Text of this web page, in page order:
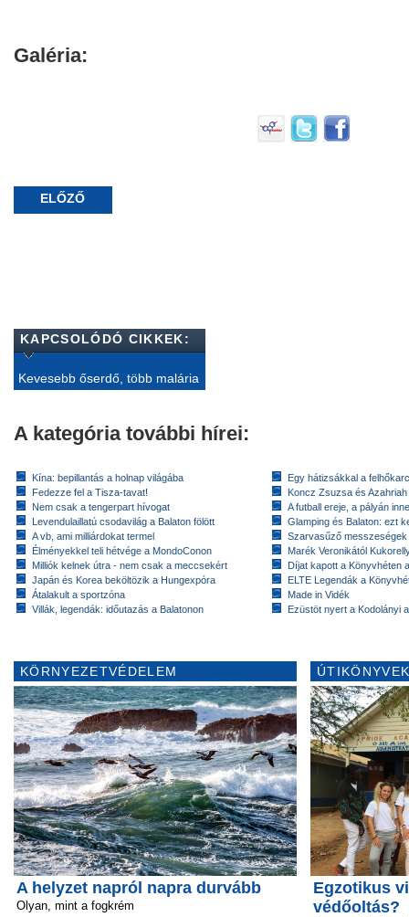
Galéria:
ELŐZŐ
KAPCSOLÓDÓ CIKKEK:
Kevesebb őserdő, több malária
A kategória további hírei:
Kína: bepillantás a holnap világába
Fedezze fel a Tisza-tavat!
Nem csak a tengerpart hívogat
Levendulaillatú csodavilág a Balaton fölött
A vb, ami milliárdokat termel
Élményekkel teli hétvége a MondoConon
Milliók kelnek útra - nem csak a meccsekért
Japán és Korea beköltözik a Hungexpóra
Átalakult a sportzóna
Villák, legendák: időutazás a Balatonon
Egy hátizsákkal a
Koncz Zsuzsa és
A futball ereje, a pályán
Glamping és Balaton: ezt
Szarvasűző messzeségek
Marék Veronikától
Díjat kapott a Könyvhéten
ELTE Legendák a
Made in Vidék
Ezüstöt nyert a Kodolányi
KÖRNYEZETVÉDELEM
A helyzet napról napra durvább
Olyan, mint a fogkrém
Egzotikus
védőoltás?